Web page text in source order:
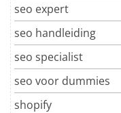
seo expert
seo handleiding
seo specialist
seo voor dummies
shopify